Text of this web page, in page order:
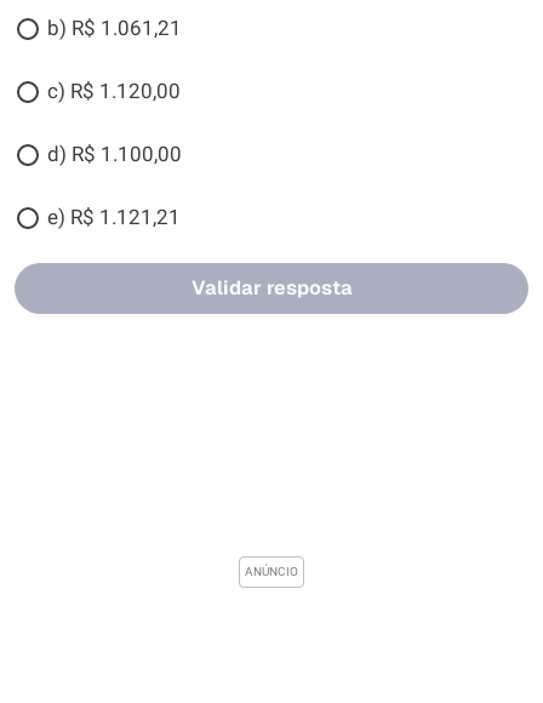
b) R$ 1.061,21
c) R$ 1.120,00
d) R$ 1.100,00
e) R$ 1.121,21
Validar resposta